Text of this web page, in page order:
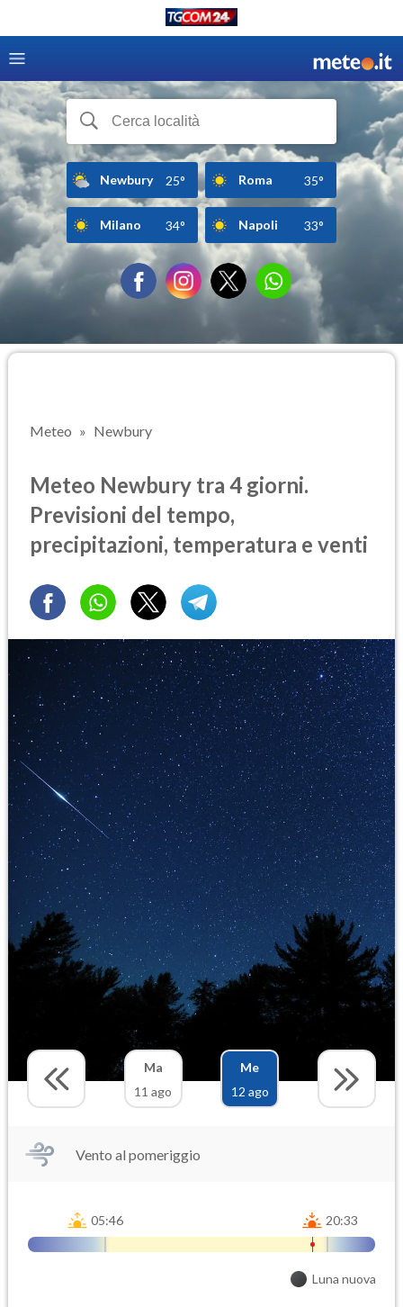
Newbury 25° Roma 35°
Milano 34° Napoli 33°
Meteo Newbury
Meteo Newbury tra 4 giorni.
Previsioni del tempo,
precipitazioni, temperatura e venti
Ma
11 ago
Me
12 ago
Vento al pomeriggio
05:46 20:33
Luna nuova